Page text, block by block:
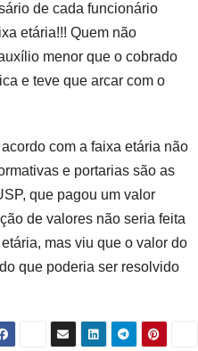
de cada funcionário
etária!!! Quem não
menor que o cobrado
e teve que arcar com o
com a faixa etária não
e portarias são as
que pagou um valor
de valores não seria feita
mas viu que o valor do
que poderia ser resolvido